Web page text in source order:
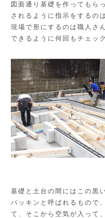
図面通り基礎を作ってもら
されるように指示をするの
現場で形にするのは職人さ
できるように何回もチェッ
基礎と土台の間にはこの黒
パッキンと呼ばれるもので
て、そこから空気が入って